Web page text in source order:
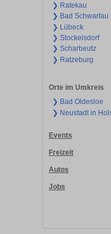
❯ Ratekau
❯ Bad Schwartau
❯ Lübeck
❯ Stockelsdorf
❯ Scharbeutz
❯ Ratzeburg
Orte im Umkreis
❯ Bad Oldesloe
❯ Neustadt in
Events
Freizeit
Autos
Jobs